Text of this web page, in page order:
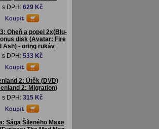
s DPH: 629 Kč
Oheň a popel 2x(Blu-
disk (Avatar: Fire
Ash) - oring rukáv
s DPH: 533 Kč
2: Útěk (DVD)
2: Migration)
s DPH: 315 Kč
Sága Šíleného Maxe